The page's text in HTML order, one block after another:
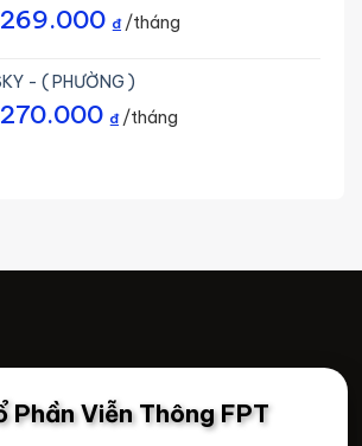
269.000 ₫/tháng
- ( PHƯỜNG )
270.000 ₫/tháng
Phần Viễn Thông FPT